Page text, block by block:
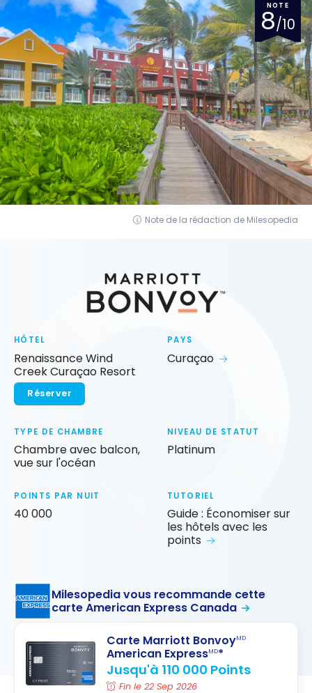
NOTE
8/10
Note de la rédaction de Milesopedia
HÔTEL
Renaissance Wind
Creek Curaçao Resort
Réserver
PAYS
Curaçao
TYPE DE CHAMBRE
Chambre avec balcon,
vue sur l'océan
NIVEAU DE STATUT
Platinum
POINTS PAR NUIT
40 000
TUTORIEL
Guide : Économiser sur
les hôtels avec les
points
Milesopedia vous recommande cette
carte American Express Canada
Carte Marriott BonvoyMD
American ExpressMD*
Jusqu'à 110 000 Points
Fin le 22 Sep 2026